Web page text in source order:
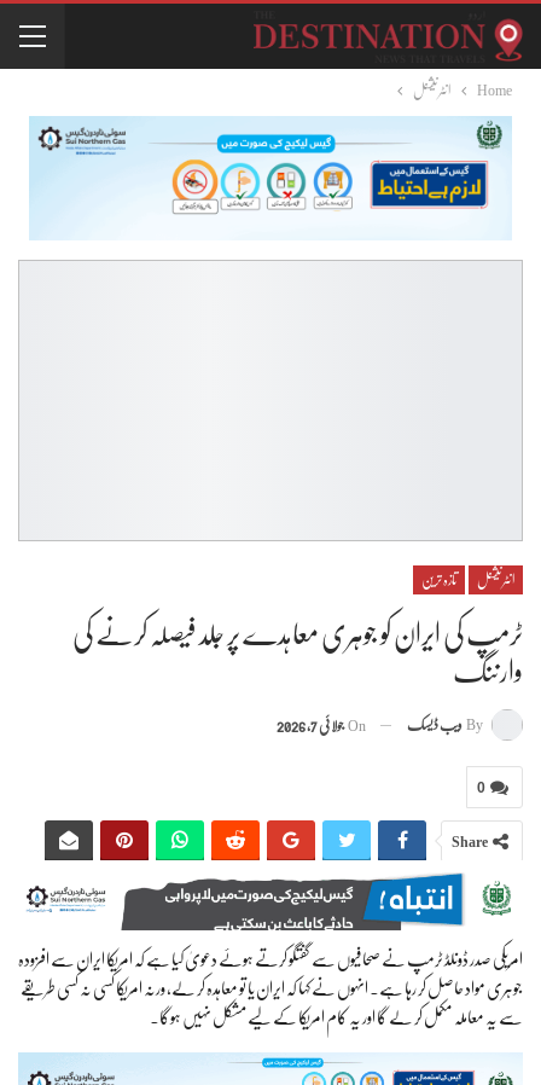
Home انٹرنیشنل
انٹرنیشنل تازہ ترین
ٹرمپ کی ایران کو جوہری معاہدے پر جلد فیصلہ کرنے کی
وارننگ
By ویب ڈیسک On جولائی 7, 2026
0
Share
امریکی صدر ڈونلڈ ٹرمپ نے صحافیوں سے گفتگو کرتے ہوئے دعویٰ کیا ہے کہ امریکا ایران سے افزودہ
جوہری مواد حاصل کر رہا ہے۔ انہوں نے کہا کہ ایران یا تو معاہدہ کر لے، ورنہ امریکا کسی نہ کسی طریقے
سے یہ معاملہ مکمل کر لے گا اور یہ کام امریکا کے لیے مشکل نہیں ہوگا۔